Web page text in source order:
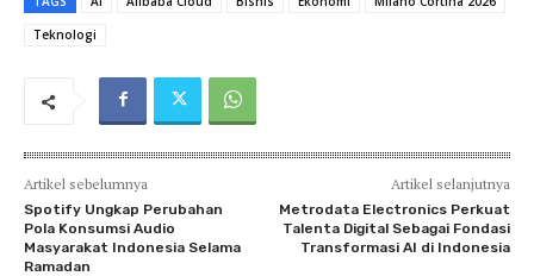
Teknologi
Artikel sebelumnya
Spotify Ungkap Perubahan
Pola Konsumsi Audio
Masyarakat Indonesia Selama
Ramadan
Artikel selanjutnya
Metrodata Electronics Perkuat
Talenta Digital Sebagai Fondasi
Transformasi AI di Indonesia